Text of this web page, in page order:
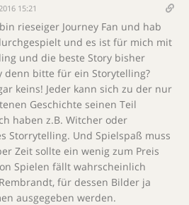
15:21
rieseiger Journey Fan und hab
und es ist für mich mit
und die beste Story bisher
denn bitte für ein Storytelling?
keins! Jeder kann sich zu der nur
Geschichte seinen Teil
haben z.B. Witcher oder
Storrytelling. Und Spielspaß muss
Zeit sollte ein wenig zum Preis
Spielen fällt wahrscheinlich
für dessen Bilder ja
ausgegeben werden.